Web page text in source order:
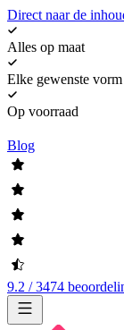
Direct naar de
Alles op maat
Elke gewenste vorm
Op voorraad
Blog
9.2 / 3474